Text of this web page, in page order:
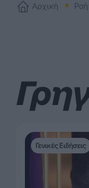
Αρχική
Γενικές Ειδήσεις